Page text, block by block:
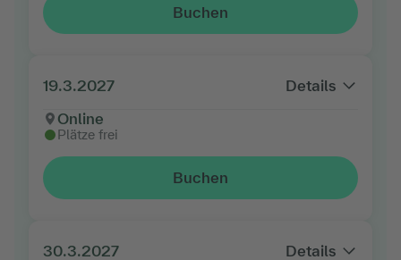
Buchen
19.3.2027
Details
Online
Plätze frei
Buchen
30.3.2027
Details